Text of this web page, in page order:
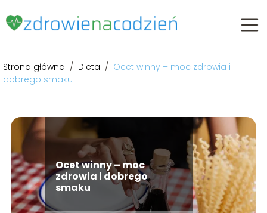
Strona główna / Dieta / Ocet winny – moc zdrowia i
dobrego smaku
Ocet winny – moc
zdrowia i dobrego
smaku